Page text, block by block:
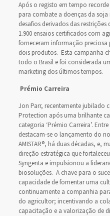
Após o registo em tempo recorde
para combate a doenças da soja
desafios derivados das
1.900 ensaios certificados com
forneceram informação preciosa
dois produtos. Esta campanha
todo o Brasil e foi considerada
marketing dos últimos tempos.
Prémio Carreira
Jon Parr, recentemente jubilado
Protection após uma brilhante
categoria ‘Prémio Carreira’.
destacam-se o lançamento do
AMISTAR®, há duas décadas, e,
direção estratégica que
Syngenta e impulsionou a
biosoluções. A chave para o
capacidade de fomentar uma
continuamente a companhia
do agricultor; incentivando a
capacitação e a valorização de